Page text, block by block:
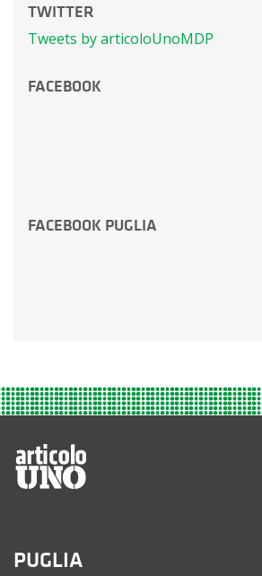
TWITTER
Tweets by articoloUnoMDP
FACEBOOK
FACEBOOK PUGLIA
PUGLIA